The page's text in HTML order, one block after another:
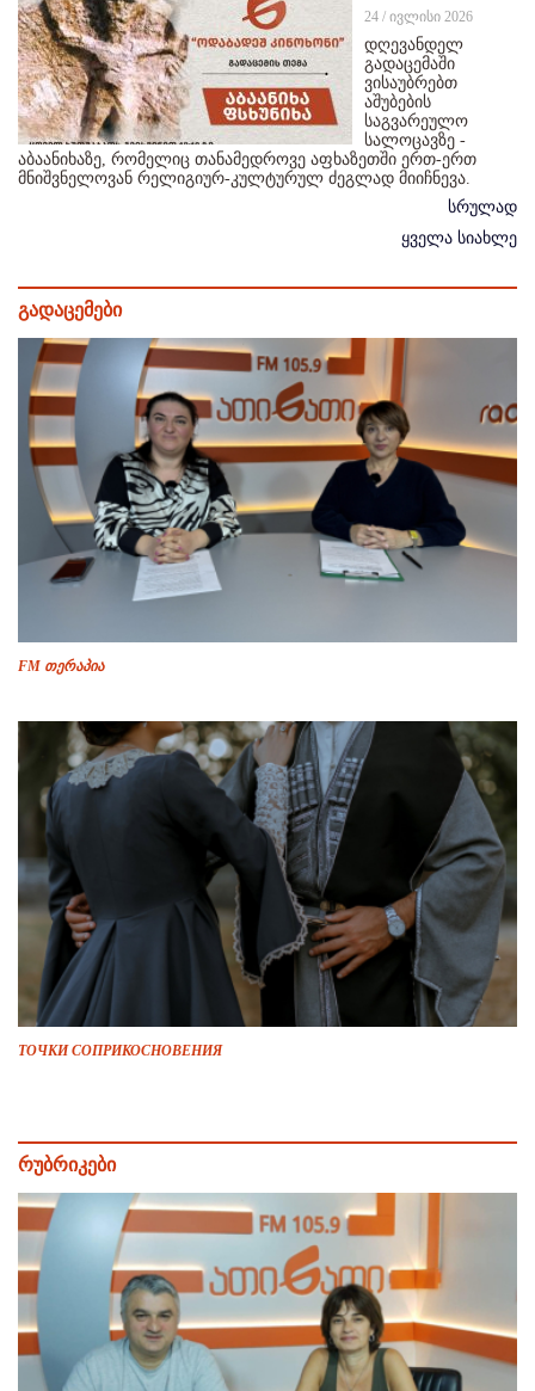
24 / ივლისი 2026
დღევანდელ
გადაცემაში
ვისაუბრებთ
აშუბების
საგვარეულო
სალოცავზე -
აბაანიხაზე, რომელიც თანამედროვე აფხაზეთში ერთ-ერთ
მნიშვნელოვან რელიგიურ-კულტურულ ძეგლად მიიჩნევა.
სრულად
ყველა სიახლე
გადაცემები
FM თერაპია
ТОЧКИ СОПРИКОСНОВЕНИЯ
რუბრიკები